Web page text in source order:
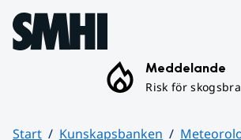
Hoppa till sidans innehåll
Meddelande
Risk för
Start Kunskapsbanken